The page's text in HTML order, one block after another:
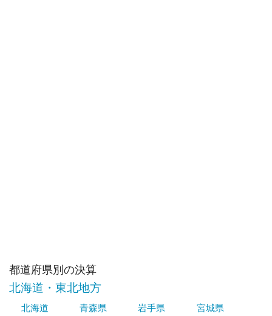
都道府県別の決算
北海道・東北地方
北海道 青森県 岩手県
宮城県